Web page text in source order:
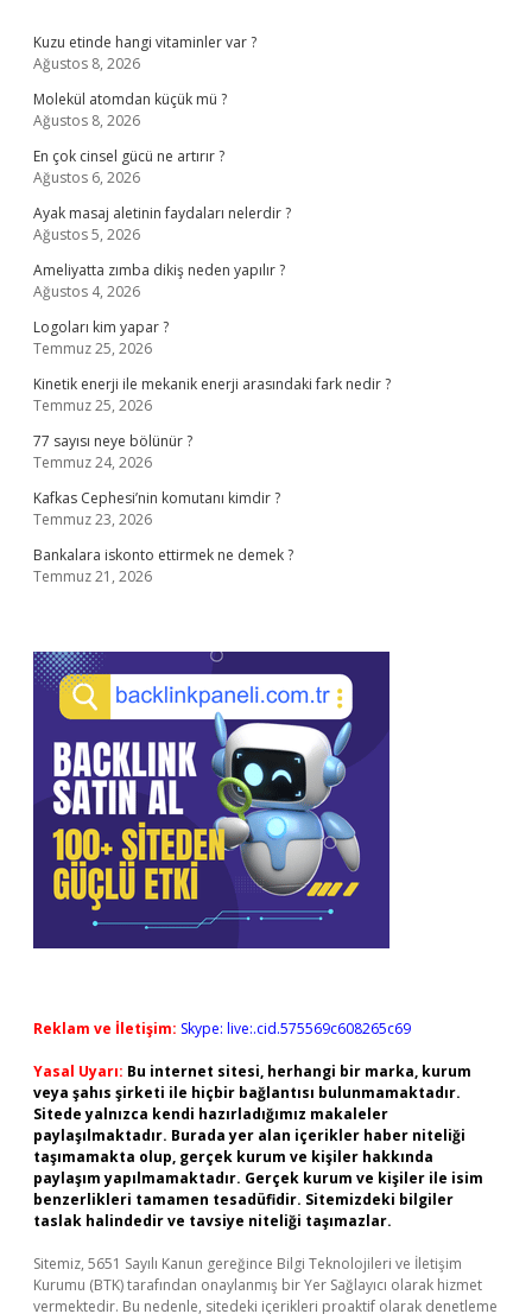
Kuzu etinde hangi vitaminler var ?
Ağustos 8, 2026
Molekül atomdan küçük mü ?
Ağustos 8, 2026
En çok cinsel gücü ne artırır ?
Ağustos 6, 2026
Ayak masaj aletinin faydaları nelerdir ?
Ağustos 5, 2026
Ameliyatta zımba dikiş neden yapılır ?
Ağustos 4, 2026
Logoları kim yapar ?
Temmuz 25, 2026
Kinetik enerji ile mekanik enerji arasındaki fark nedir ?
Temmuz 25, 2026
77 sayısı neye bölünür ?
Temmuz 24, 2026
Kafkas Cephesi’nin komutanı kimdir ?
Temmuz 23, 2026
Bankalara iskonto ettirmek ne demek ?
Temmuz 21, 2026
Reklam ve İletişim: Skype: live:.cid.575569c608265c69
Yasal Uyarı: Bu internet sitesi, herhangi bir marka, kurum
veya şahıs şirketi ile hiçbir bağlantısı bulunmamaktadır.
Sitede yalnızca kendi hazırladığımız makaleler
paylaşılmaktadır. Burada yer alan içerikler haber niteliği
taşımamakta olup, gerçek kurum ve kişiler hakkında
paylaşım yapılmamaktadır. Gerçek kurum ve kişiler ile isim
benzerlikleri tamamen tesadüfidir. Sitemizdeki bilgiler
taslak halindedir ve tavsiye niteliği taşımazlar.
Sitemiz, 5651 Sayılı Kanun gereğince Bilgi Teknolojileri ve İletişim
Kurumu (BTK) tarafından onaylanmış bir Yer Sağlayıcı olarak hizmet
vermektedir. Bu nedenle, sitedeki içerikleri proaktif olarak denetleme